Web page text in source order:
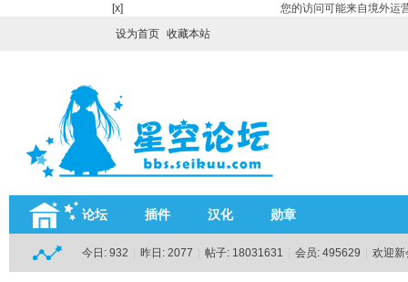
[x]
您的访问可能来自境外运
设为首页
收藏本站
论坛 插件 汉化 勋章
今日: 932 昨日: 2077 帖子: 18031631 会员: 495629 欢迎